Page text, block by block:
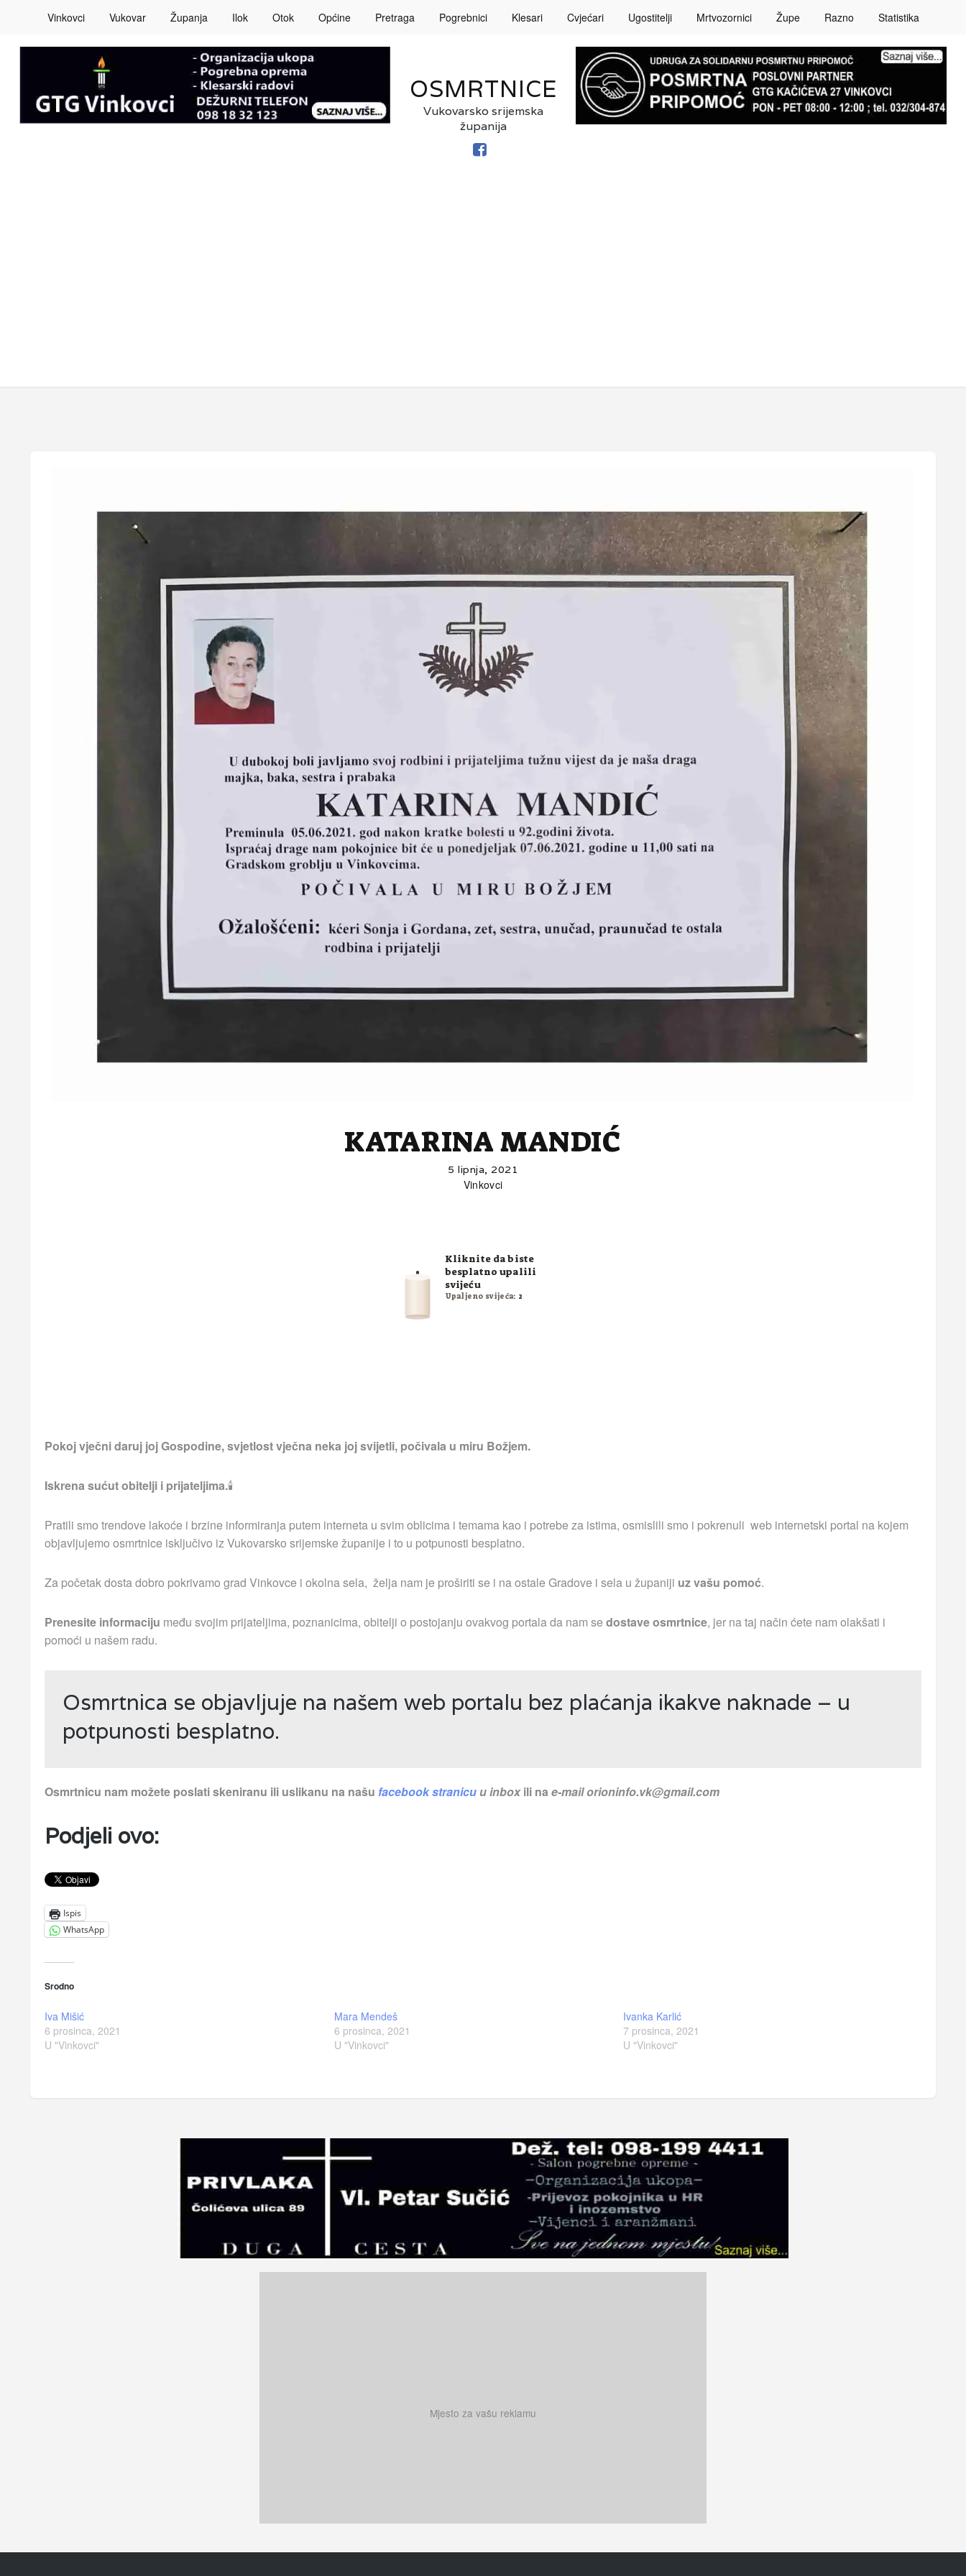
Vinkovci Vukovar Županja Ilok Otok Općine Pretraga Pogrebnici Klesari Cvjećari Ugostitelji Mrtvozornici Župe Razno Statistika
OSMRTNICE
Vukovarsko srijemska
županija
KATARINA MANDIĆ
5 lipnja, 2021
Vinkovci
Kliknite da biste
besplatno upalili
svijeću
Upaljeno svijeća: 2
Pokoj vječni daruj joj Gospodine, svjetlost vječna neka joj svijetli, počivala u miru Božjem.
Iskrena sućut obitelji i prijateljima.🕯
Pratili smo trendove lakoće i brzine informiranja putem interneta u svim oblicima i temama kao i potrebe za istima, osmislili smo i pokrenuli web internetski portal na kojem
objavljujemo osmrtnice isključivo iz Vukovarsko srijemske županije i to u potpunosti besplatno.
Za početak dosta dobro pokrivamo grad Vinkovce i okolna sela, želja nam je proširiti se i na ostale Gradove i sela u županiji uz vašu pomoć.
Prenesite informaciju među svojim prijateljima, poznanicima, obitelji o postojanju ovakvog portala da nam sedostave osmrtnice, jer na taj način ćete nam olakšati i
pomoći u našem radu.
Osmrtnica se objavljuje na našem web portalu bez plaćanja ikakve naknade – u
potpunosti besplatno.
Osmrtnicu nam možete poslati skeniranu ili uslikanu na našu facebook stranicu u inboxili nae-mailorioninfo.vk@gmail.com
Podjeli ovo:
Ispis
WhatsApp
Srodno
Iva Mišić
6 prosinca, 2021
U "Vinkovci"
Mara Mendeš
6 prosinca, 2021
U "Vinkovci"
Ivanka Karlić
7 prosinca, 2021
U "Vinkovci"
Mjesto za vašu reklamu